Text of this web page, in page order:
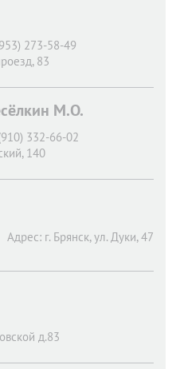
273-58-49
83
М.О.
332-66-02
140
Адрес: г. Брянск, ул. Дуки, 47
д.83